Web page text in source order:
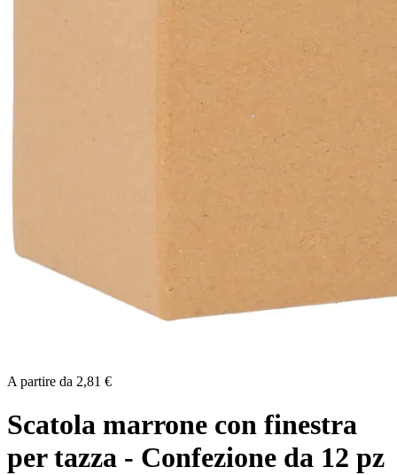
A partire da 2,81 €
Scatola marrone con finestra
per tazza - Confezione da 12 pz